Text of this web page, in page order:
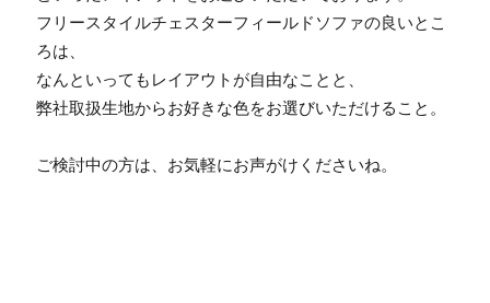
フリースタイルチェスターフィールドソファの良いとこ
ろは、
なんといってもレイアウトが自由なことと、
弊社取扱生地からお好きな色をお選びいただけること。
ご検討中の方は、お気軽にお声がけくださいね。